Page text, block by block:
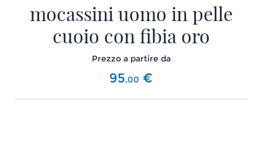
mocassini uomo in pelle
cuoio con fibia oro
Prezzo a partire da
95,00 €